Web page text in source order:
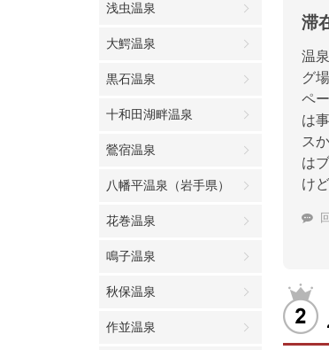
浅虫温泉
大鰐温泉
黒石温泉
十和田湖畔温泉
鶯宿温泉
八幡平温泉（岩手県）
花巻温泉
鳴子温泉
秋保温泉
作並温泉
滞
温
グ
ペ
は
ス
は
け